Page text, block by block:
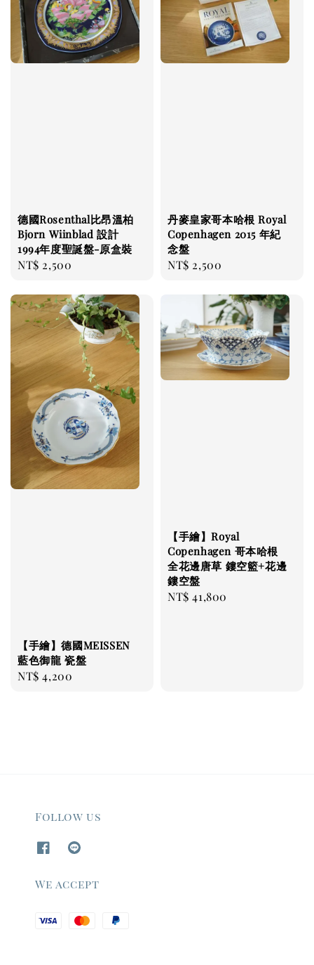
德國Rosenthal比昂溫柏
Bjorn Wiinblad 設計
1994年度聖誕盤-原盒裝
Regular
NT$ 2,500
丹麥皇家哥本哈根 Royal
Copenhagen 2015 年紀
念盤
Regular
NT$ 2,500
【手繪】德國MEISSEN
藍色御龍 瓷盤
Regular
NT$ 4,200
【手繪】Royal
Copenhagen 哥本哈根
全花邊唐草 鏤空籃+花邊
鏤空盤
Regular
NT$ 41,800
Follow us
We accept